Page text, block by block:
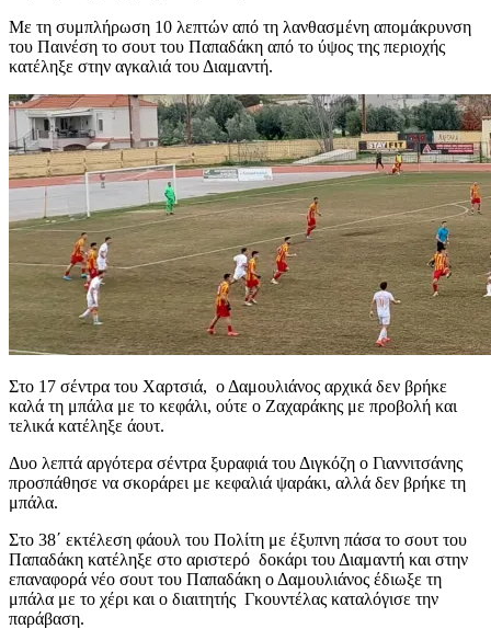
Με τη συμπλήρωση 10 λεπτών από τη λανθασμένη απομάκρυνση
του Παινέση το σουτ του Παπαδάκη από το ύψος της περιοχής
κατέληξε στην αγκαλιά του Διαμαντή.
Στο 17 σέντρα του Χαρτσιά, ο Δαμουλιάνος αρχικά δεν βρήκε
καλά τη μπάλα με το κεφάλι, ούτε ο Ζαχαράκης με προβολή και
τελικά κατέληξε άουτ.
Δυο λεπτά αργότερα σέντρα ξυραφιά του Διγκόζη ο Γιαννιτσάνης
προσπάθησε να σκοράρει με κεφαλιά ψαράκι, αλλά δεν βρήκε τη
μπάλα.
Στο 38΄ εκτέλεση φάουλ του Πολίτη με έξυπνη πάσα το σουτ του
Παπαδάκη κατέληξε στο αριστερό δοκάρι του Διαμαντή και στην
επαναφορά νέο σουτ του Παπαδάκη ο Δαμουλιάνος έδιωξε τη
μπάλα με το χέρι και ο διαιτητής Γκουντέλας καταλόγισε την
παράβαση.